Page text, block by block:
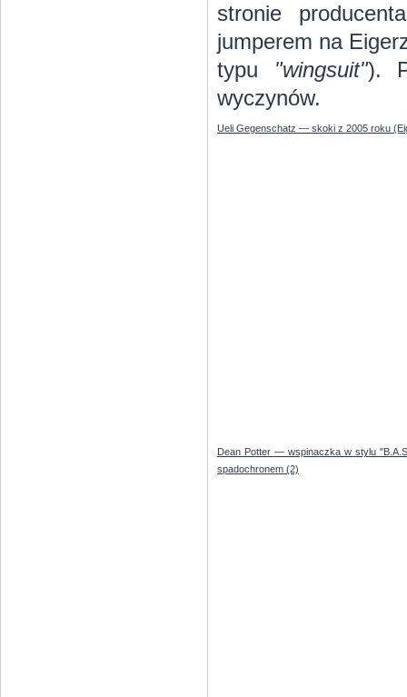
stronie
jumperem na
typu "wingsuit").
wyczynów.
Ueli Gegenschatz — skoki z 2005 roku
Dean Potter — wspinaczka w stylu
spadochronem (2)